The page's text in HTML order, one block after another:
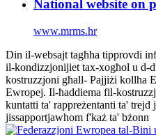
National website on
www.mrms.hr
Din il-websajt tagħha tipprovdi
il-kondizzjonijiet tax-xogħol u d-
kostruzzjoni għall- Pajjiżi kollha
Ewropej. Il-ħaddiema fil-
kuntatti ta' rappreżentanti ta'
jissapportjawhom f'każ ta' bżonn